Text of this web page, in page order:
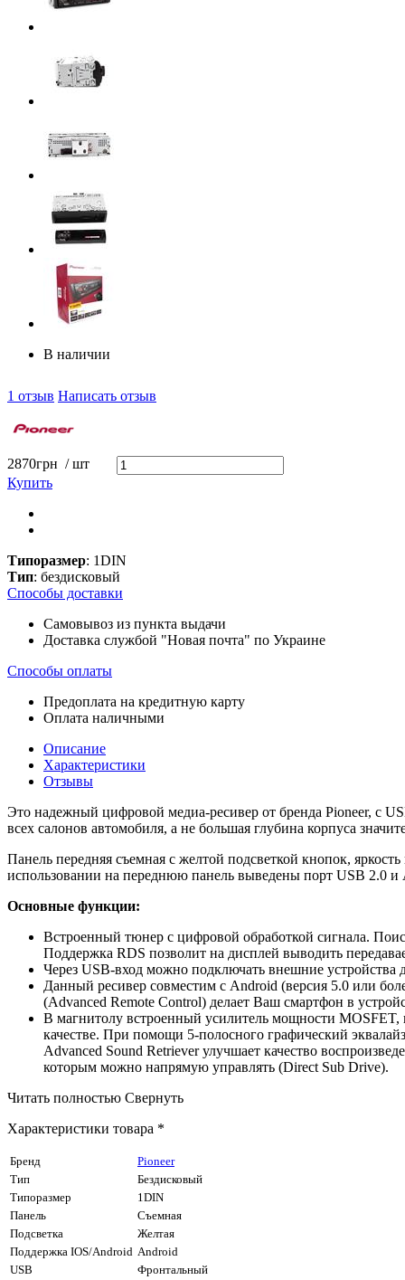
В наличии
1 отзыв Написать отзыв
2870грн / шт
Купить
Типоразмер: 1DIN
Тип: бездисковый
Способы доставки
Самовывоз из пункта выдачи
Доставка службой "Новая почта" по Украине
Способы оплаты
Предоплата на кредитную карту
Оплата наличными
Описание
Характеристики
Отзывы
Это надежный цифровой медиа-ресивер от бренда Pioneer, с
всех салонов автомобиля, а не большая глубина корпуса
Панель передняя съемная с желтой подсветкой кнопок,
использовании на переднюю панель выведены порт USB 2.0 и
Основные функции:
Встроенный тюнер с цифровой обработкой сигнала.
Поддержка RDS позволит на дисплей выводить
Через USB-вход можно подключать внешние
Данный ресивер совместим с Android (версия 5.0 или
(Advanced Remote Control) делает Ваш смартфон в
В магнитолу встроенный усилитель мощности MOSFET,
качестве. При помощи 5-полосного графический
Advanced Sound Retriever улучшает качество
которым можно напрямую управлять (Direct Sub Drive).
Читать полностью Свернуть
Характеристики товара *
Бренд
Pioneer
Тип
Бездисковый
Типоразмер
1DIN
Панель
Cъемная
Подсветка
Желтая
Поддержка IOS/Android Android
USB
Фронтальный